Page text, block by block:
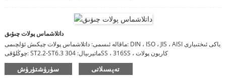
داتلاشماس پولات چىۋىق
ماقالە ئىسمى: داتلاشماس پولات چېكىش ئۆلچىمى: DIN ، ISO ، JIS ، AISI ياكى ئىختىيارى
چوڭلۇقى: ST2.2-ST6.3 ماتېرىيال: 304SS ، 316SS ، كاربون پولات
سۈرۈشتۈرۈش تەپسىلاتى